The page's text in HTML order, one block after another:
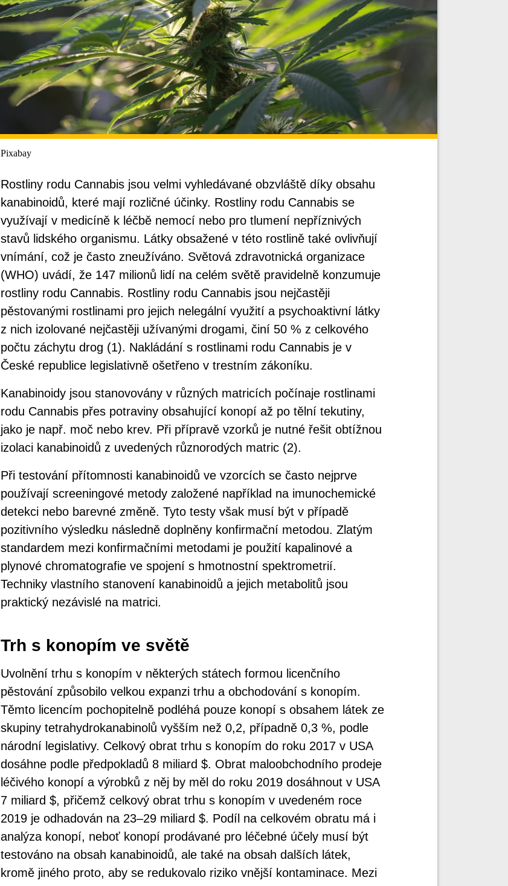
Pixabay
Rostliny rodu Cannabis jsou velmi vyhledávané obzvláště díky obsahu
kanabinoidů, které mají rozličné účinky. Rostliny rodu Cannabis se
využívají v medicíně k léčbě nemocí nebo pro tlumení nepříznivých
stavů lidského organismu. Látky obsažené v této rostlině také ovlivňují
vnímání, což je často zneužíváno. Světová zdravotnická organizace
(WHO) uvádí, že 147 milionů lidí na celém světě pravidelně konzumuje
rostliny rodu Cannabis. Rostliny rodu Cannabis jsou nejčastěji
pěstovanými rostlinami pro jejich nelegální využití a psychoaktivní látky
z nich izolované nejčastěji užívanými drogami, činí 50 % z celkového
počtu záchytu drog (1). Nakládání s rostlinami rodu Cannabis je v
České republice legislativně ošetřeno v trestním zákoníku.
Kanabinoidy jsou stanovovány v různých matricích počínaje rostlinami
rodu Cannabis přes potraviny obsahující konopí až po tělní tekutiny,
jako je např. moč nebo krev. Při přípravě vzorků je nutné řešit obtížnou
izolaci kanabinoidů z uvedených různorodých matric (2).
Při testování přítomnosti kanabinoidů ve vzorcích se často nejprve
používají screeningové metody založené například na imunochemické
detekci nebo barevné změně. Tyto testy však musí být v případě
pozitivního výsledku následně doplněny konfirmační metodou. Zlatým
standardem mezi konfirmačními metodami je použití kapalinové a
plynové chromatografie ve spojení s hmotnostní spektrometrií.
Techniky vlastního stanovení kanabinoidů a jejich metabolitů jsou
praktický nezávislé na matrici.
Trh s konopím ve světě
Uvolnění trhu s konopím v některých státech formou licenčního
pěstování způsobilo velkou expanzi trhu a obchodování s konopím.
Těmto licencím pochopitelně podléhá pouze konopí s obsahem látek ze
skupiny tetrahydrokanabinolů vyšším než 0,2, případně 0,3 %, podle
národní legislativy. Celkový obrat trhu s konopím do roku 2017 v USA
dosáhne podle předpokladů 8 miliard $. Obrat maloobchodního prodeje
léčivého konopí a výrobků z něj by měl do roku 2019 dosáhnout v USA
7 miliard $, přičemž celkový obrat trhu s konopím v uvedeném roce
2019 je odhadován na 23–29 miliard $. Podíl na celkovém obratu má i
analýza konopí, neboť konopí prodávané pro léčebné účely musí být
testováno na obsah kanabinoidů, ale také na obsah dalších látek,
kromě jiného proto, aby se redukovalo riziko vnější kontaminace. Mezi